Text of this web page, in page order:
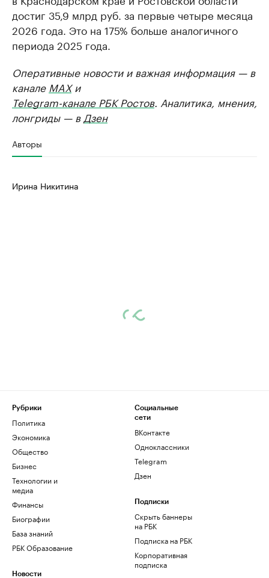
достиг 35,9 млрд руб. за первые четыре месяца
2026 года. Это на 175% больше аналогичного
периода 2025 года.
Оперативные новости и важная информация — в
канале MAXи
Telegram-канале РБК Ростов. Аналитика, мнения,
лонгриды — в Дзен
Авторы
Ирина Никитина
Рубрики
Политика
Экономика
Общество
Бизнес
Технологии и
медиа
Финансы
Биографии
База знаний
РБК Образование
Новости
Социальные
сети
ВКонтакте
Одноклассники
Telegram
Дзен
Подписки
Скрыть баннеры
на РБК
Подписка на РБК
Корпоративная
подписка